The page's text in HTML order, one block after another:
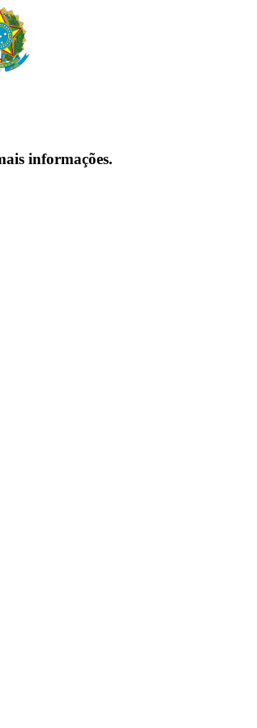
informações.